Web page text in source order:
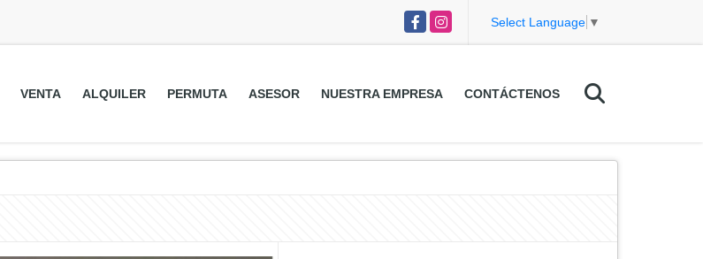
FacebookInstagram Select Language ▼
VENTA ALQUILER PERMUTA ASESOR NUESTRA EMPRESA CONTÁCTENOS